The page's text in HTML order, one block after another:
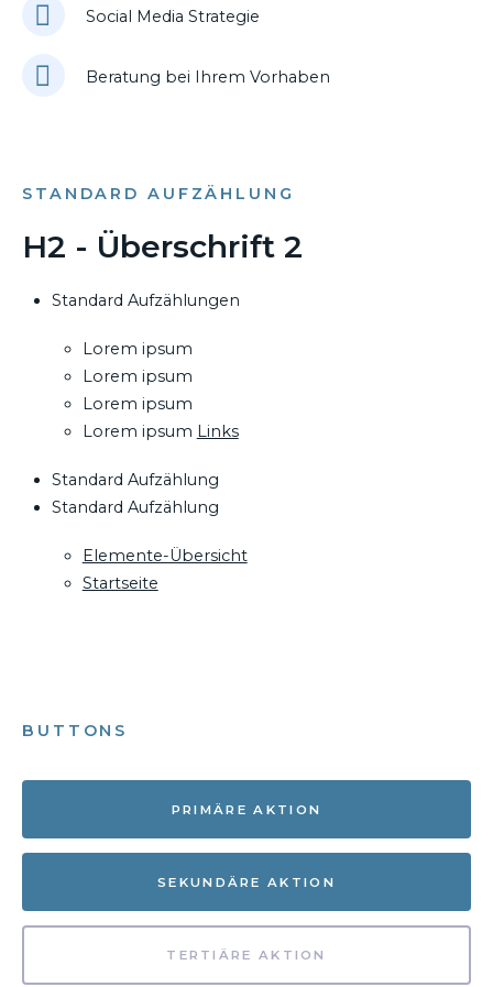
Social Media Strategie
Beratung bei Ihrem Vorhaben
STANDARD AUFZÄHLUNG
H2 - Überschrift 2
Standard Aufzählungen
Lorem ipsum
Lorem ipsum
Lorem ipsum
Lorem ipsum Links
Standard Aufzählung
Standard Aufzählung
Elemente-Übersicht
Startseite
BUTTONS
PRIMÄRE AKTION
SEKUNDÄRE AKTION
TERTIÄRE AKTION